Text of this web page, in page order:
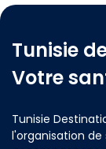
Tunisie
Votre
Tunisie
l'organisation de